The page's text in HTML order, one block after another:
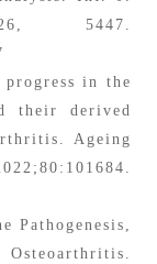
5447.
in the
their derived
Ageing
Pathogenesis,